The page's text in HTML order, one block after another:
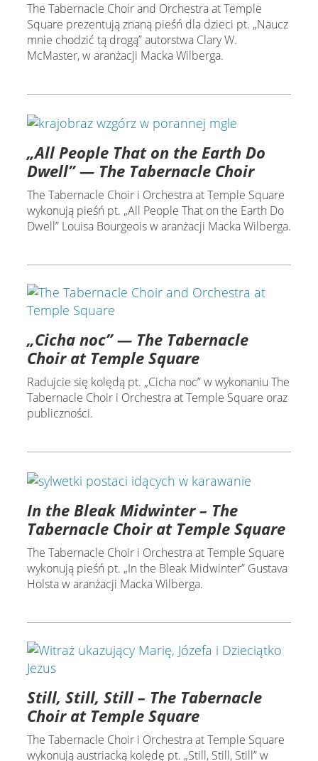
The Tabernacle Choir and Orchestra at Temple
Square prezentują znaną pieśń dla dzieci pt. „Naucz
mnie chodzić tą drogą” autorstwa Clary W.
McMaster, w aranżacji Macka Wilberga.
„All People That on the Earth Do
Dwell” — The Tabernacle Choir
The Tabernacle Choir i Orchestra at Temple Square
wykonują pieśń pt. „All People That on the Earth Do
Dwell” Louisa Bourgeois w aranżacji Macka Wilberga.
„Cicha noc” — The Tabernacle
Choir at Temple Square
Radujcie się kolędą pt. „Cicha noc” w wykonaniu The
Tabernacle Choir i Orchestra at Temple Square oraz
publiczności.
In the Bleak Midwinter – The
Tabernacle Choir at Temple Square
The Tabernacle Choir i Orchestra at Temple Square
wykonują pieśń pt. „In the Bleak Midwinter” Gustava
Holsta w aranżacji Macka Wilberga.
Still, Still, Still – The Tabernacle
Choir at Temple Square
The Tabernacle Choir i Orchestra at Temple Square
wykonują austriacką kolędę pt. „Still, Still, Still” w